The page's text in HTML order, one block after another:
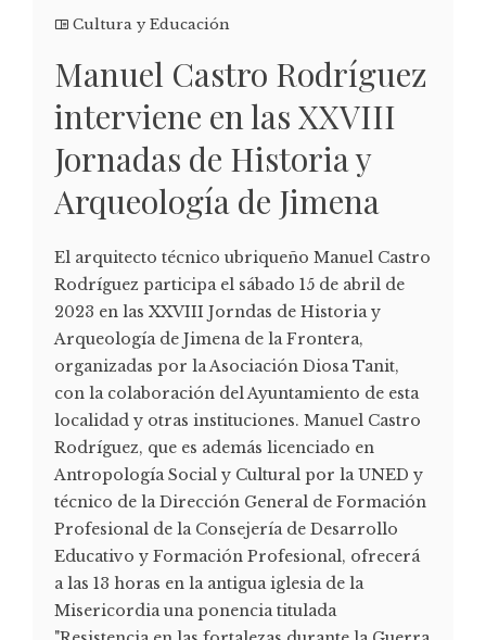
Cultura y Educación
Manuel Castro Rodríguez
interviene en las XXVIII
Jornadas de Historia y
Arqueología de Jimena
El arquitecto técnico ubriqueño Manuel Castro
Rodríguez participa el sábado 15 de abril de
2023 en las XXVIII Jorndas de Historia y
Arqueología de Jimena de la Frontera,
organizadas por la Asociación Diosa Tanit,
con la colaboración del Ayuntamiento de esta
localidad y otras instituciones. Manuel Castro
Rodríguez, que es además licenciado en
Antropología Social y Cultural por la UNED y
técnico de la Dirección General de Formación
Profesional de la Consejería de Desarrollo
Educativo y Formación Profesional, ofrecerá
a las 13 horas en la antigua iglesia de la
Misericordia una ponencia titulada